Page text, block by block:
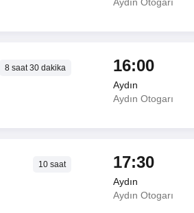
8 saat30 dakika 16:00
Aydın
Aydın Otogarı
10 saat 17:30
Aydın
Aydın Otogarı